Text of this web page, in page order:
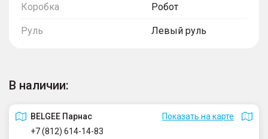
Коробка Робот
Руль Левый руль
В наличии:
BELGEE Парнас
Показать на карте
+7 (812) 614-14-83